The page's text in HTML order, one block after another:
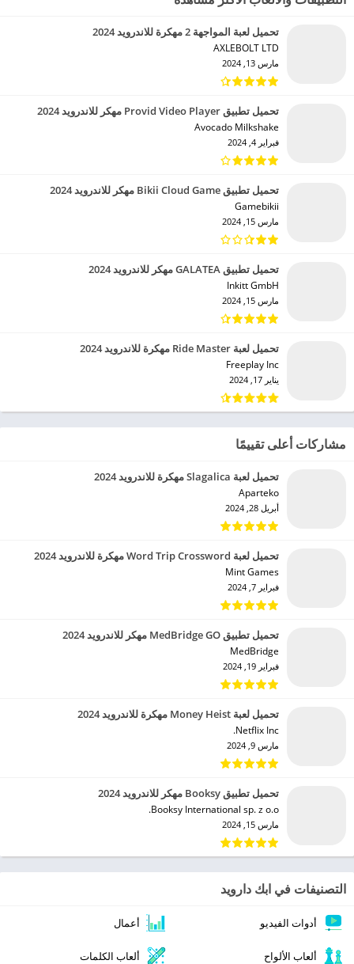
تحميل لعبة المواجهة 2 مهكرة للاندرويد 2024
AXLEBOLT LTD‏
مارس 13, 2024
تحميل تطبيق Provid Video Player مهكر للاندرويد 2024
Avocado Milkshake‏
فبراير 4, 2024
تحميل تطبيق Bikii Cloud Game مهكر للاندرويد 2024
Gamebikii‏
مارس 15, 2024
تحميل تطبيق GALATEA مهكر للاندرويد 2024
Inkitt GmbH‏
مارس 15, 2024
تحميل لعبة Ride Master مهكرة للاندرويد 2024
Freeplay Inc‏
يناير 17, 2024
مشاركات أعلى تقييمًا
تحميل لعبة Slagalica مهكرة للاندرويد 2024
Aparteko‏
أبريل 28, 2024
تحميل لعبة Word Trip Crossword مهكرة للاندرويد 2024
Mint Games‏
فبراير 7, 2024
تحميل تطبيق MedBridge GO مهكر للاندرويد 2024
MedBridge‏
فبراير 19, 2024
تحميل لعبة Money Heist مهكرة للاندرويد 2024
Netflix Inc.‏
مارس 9, 2024
تحميل تطبيق Booksy مهكر للاندرويد 2024
Booksy International sp. z o.o.‏
مارس 15, 2024
التصنيفات في ابك دارويد
أدوات الفيديو أعمال
ألعاب الألواح ألعاب الكلمات